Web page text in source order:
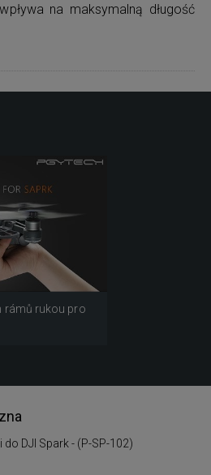
na maksymalną długość
rámů rukou pro
DJI Spark - (P-SP-102)